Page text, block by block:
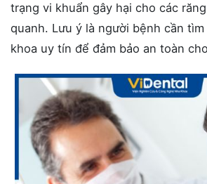
trạng vi khuẩn gây hại cho các
quanh. Lưu ý là người bệnh cần
khoa uy tín để đảm bảo an toàn